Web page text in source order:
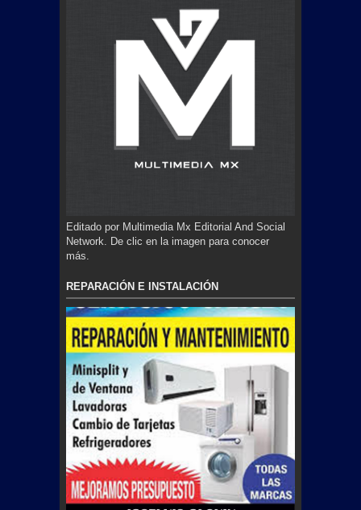
Editado por Multimedia Mx Editorial And Social
Network. De clic en la imagen para conocer
más.
REPARACIÓN E INSTALACIÓN